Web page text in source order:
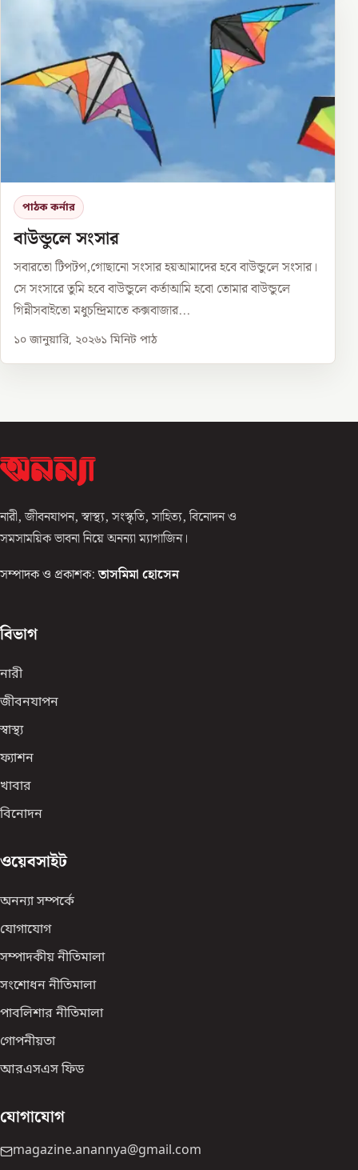
পাঠক কর্নার
বাউন্ডুলে সংসার
সবারতো টিপটপ,গোছানো সংসার হয়আমাদের হবে বাউন্ডুলে সংসার।
সে সংসারে তুমি হবে বাউন্ডুলে কর্তাআমি হবো তোমার বাউন্ডুলে
গিন্নীসবাইতো মধুচন্দ্রিমাতে কক্সবাজার...
১০ জানুয়ারি, ২০২৬১ মিনিট পাঠ
নারী, জীবনযাপন, স্বাস্থ্য, সংস্কৃতি, সাহিত্য, বিনোদন ও
সমসাময়িক ভাবনা নিয়ে অনন্যা ম্যাগাজিন।
সম্পাদক ও প্রকাশক: তাসমিমা হোসেন
বিভাগ
নারী
জীবনযাপন
স্বাস্থ্য
ফ্যাশন
খাবার
বিনোদন
ওয়েবসাইট
অনন্যা সম্পর্কে
যোগাযোগ
সম্পাদকীয় নীতিমালা
সংশোধন নীতিমালা
পাবলিশার নীতিমালা
গোপনীয়তা
আরএসএস ফিড
যোগাযোগ
magazine.anannya@gmail.com